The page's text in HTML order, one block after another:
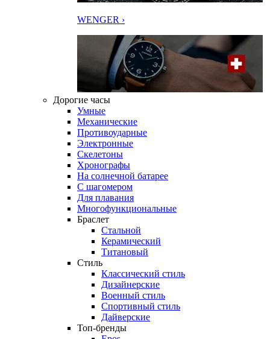
WENGER ›
Дорогие часы
Умные
Механические
Противоударные
Электронные
Скелетоны
Хронографы
На солнечной батарее
С шагомером
Для плавания
Многофункциональные
Браслет
Стальной
Керамический
Титановый
Стиль
Классический стиль
Дизайнерские
Военный стиль
Спортивный стиль
Дайверские
Топ-бренды